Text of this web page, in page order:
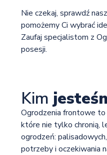
Nie czekaj, sprawdź
pomożemy Ci wybrać
Zaufaj specjalistom z
posesji.
Kim
Ogrodzenia frontowe
które nie tylko chronią,
ogrodzeń:
potrzeby i oczekiwania